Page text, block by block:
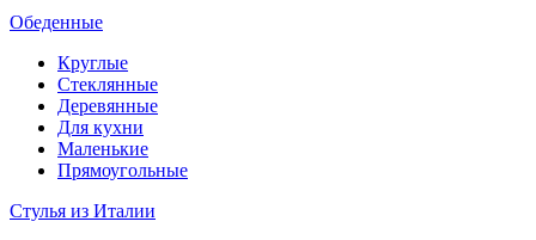
Обеденные
Круглые
Стеклянные
Деревянные
Для кухни
Маленькие
Прямоугольные
Стулья из Италии